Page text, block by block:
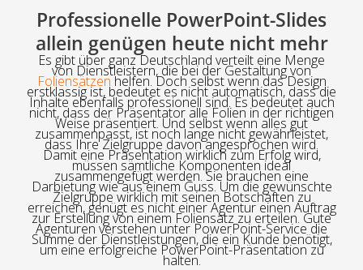
Professionelle PowerPoint-Slides
allein genügen heute nicht mehr
Es gibt über ganz Deutschland verteilt eine Menge
von Dienstleistern, die bei der Gestaltung von
Foliensätzenhelfen. Doch selbst wenn das Design
erstklassig ist, bedeutet es nicht automatisch, dass die
Inhalte ebenfalls professionell sind. Es bedeutet auch
nicht, dass der Präsentator alle Folien in der richtigen
Weise präsentiert. Und selbst wenn alles gut
zusammenpasst, ist noch lange nicht gewährleistet,
dass Ihre Zielgruppe davon angesprochen wird.
Damit eine Präsentation wirklich zum Erfolg wird,
müssen sämtliche Komponenten ideal
zusammengefügt werden. Sie brauchen eine
Darbietung wie aus einem Guss. Um die gewünschte
Zielgruppe wirklich mit seinen Botschaften zu
erreichen, genügt es nicht einer Agentur einen Auftrag
zur Erstellung von einem Foliensatz zu erteilen. Gute
Agenturen verstehen unter PowerPoint-Service die
Summe der Dienstleistungen, die ein Kunde benötigt,
um eine erfolgreiche PowerPoint-Präsentation zu
halten.